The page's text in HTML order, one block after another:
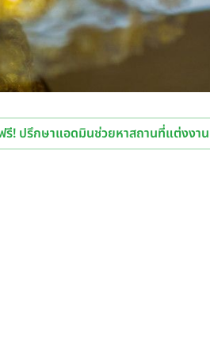
รี! ปรึกษาแอดมินช่วยหาสถานที่แต่งงาน